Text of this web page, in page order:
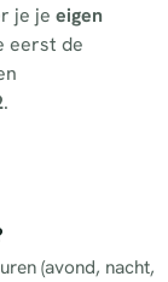
je je eigen
eerst de
.
(avond, nacht,